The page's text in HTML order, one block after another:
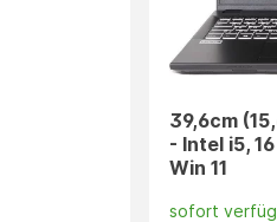
39,6cm
- Intel i5,
Win 11
sofort